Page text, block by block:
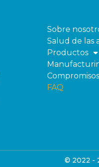
Sobre
Salud de las
Productos
el
Compromisos
FAQ
© 2022 -